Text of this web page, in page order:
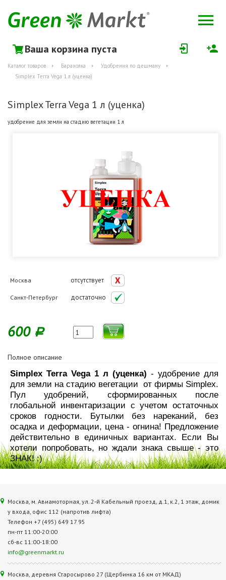
Ваша корзина пуста
Каталог товаров Барахолка
Удобрения по дешману
Simplex Terra Vega 1 л (уценка)
Simplex Terra Vega 1 л (уценка)
удобрение для земли на стадию вегетации 1 л
Москва отсутствует
Санкт-Петербург достаточно
600 Р
Полное описание
Simplex Terra Vega 1 л (уценка) - удобрение для
для земли на стадию вегетации от фирмы Simplex.
Пул удобрений, сформированных после
глобальной инвентаризации с учетом остаточных
сроков годности. Бутылки без нареканий, без
осадка и деформации, цена - огнина! Предложение
действительно в единичных вариантах. Если Вы
хотели попробовать, но ждали знака свыше - это
ЗНАК! :)
Москва, м. Авиамоторная, ул. 2‑й Кабельный проезд, д.1, к.2, 1 этаж, домик
у входа, офис 112 (напротив лифта)
Телефон +7 (495) 649 17 95
пн-пт 11:00-20:00
сб-вс 11:00-18:00
info@greenmarkt.ru
Москва, деревня Старосырово 27 (Щербинка 16 км от МКАД)